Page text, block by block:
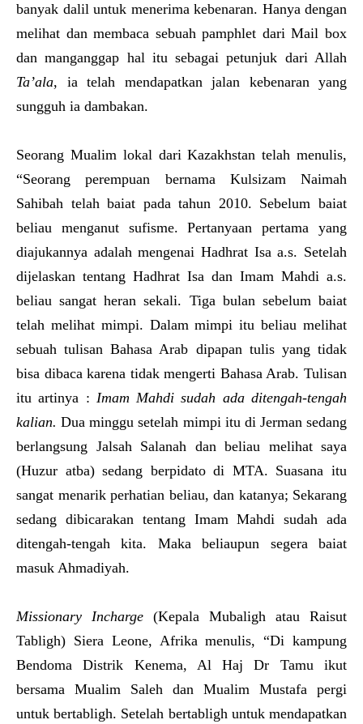
banyak dalil untuk menerima kebenaran. Hanya dengan
melihat dan membaca sebuah pamphlet dari Mail box
dan manganggap hal itu sebagai petunjuk dari Allah
Ta’ala, ia telah mendapatkan jalan kebenaran yang
sungguh ia dambakan.
Seorang Mualim lokal dari Kazakhstan telah menulis,
“Seorang perempuan bernama Kulsizam Naimah
Sahibah telah baiat pada tahun 2010. Sebelum baiat
beliau menganut sufisme. Pertanyaan pertama yang
diajukannya adalah mengenai Hadhrat Isa a.s. Setelah
dijelaskan tentang Hadhrat Isa dan Imam Mahdi a.s.
beliau sangat heran sekali. Tiga bulan sebelum baiat
telah melihat mimpi. Dalam mimpi itu beliau melihat
sebuah tulisan Bahasa Arab dipapan tulis yang tidak
bisa dibaca karena tidak mengerti Bahasa Arab. Tulisan
itu artinya : Imam Mahdi sudah ada ditengah-tengah
kalian. Dua minggu setelah mimpi itu di Jerman sedang
berlangsung Jalsah Salanah dan beliau melihat saya
(Huzur atba) sedang berpidato di MTA. Suasana itu
sangat menarik perhatian beliau, dan katanya; Sekarang
sedang dibicarakan tentang Imam Mahdi sudah ada
ditengah-tengah kita. Maka beliaupun segera baiat
masuk Ahmadiyah.
Missionary Incharge (Kepala Mubaligh atau Raisut
Tabligh) Siera Leone, Afrika menulis, “Di kampung
Bendoma Distrik Kenema, Al Haj Dr Tamu ikut
bersama Mualim Saleh dan Mualim Mustafa pergi
untuk bertabligh. Setelah bertabligh untuk mendapatkan